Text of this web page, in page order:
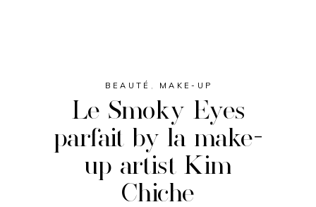
BEAUTÉ MAKE-UP
Le Smoky Eyes
parfait by la make-
up artist Kim
Chiche